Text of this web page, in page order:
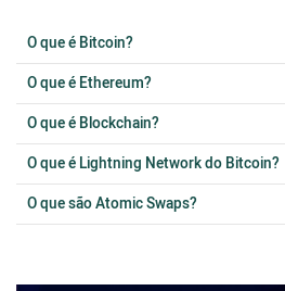
O que é Bitcoin?
O que é Ethereum?
O que é Blockchain?
O que é Lightning Network do Bitcoin?
O que são Atomic Swaps?